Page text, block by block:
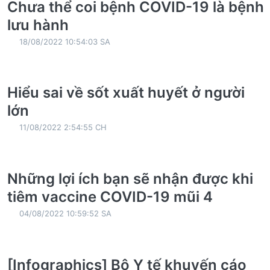
Chưa thể coi bệnh COVID-19 là bệnh
lưu hành
18/08/2022 10:54:03 SA
Hiểu sai về sốt xuất huyết ở người
lớn
11/08/2022 2:54:55 CH
Những lợi ích bạn sẽ nhận được khi
tiêm vaccine COVID-19 mũi 4
04/08/2022 10:59:52 SA
[Infographics] Bộ Y tế khuyến cáo